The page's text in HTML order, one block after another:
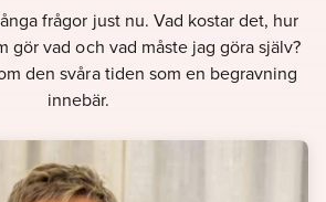
frågor just nu. Vad kostar det, hur
gör vad och vad måste jag göra själv?
den svåra tiden som en begravning
innebär.